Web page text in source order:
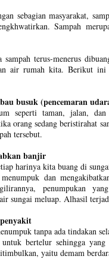
sebagian masyarakat,
Sampah
sampah terus-menerus
air rumah kita. Berikut
busuk (pencemaran
seperti taman, jalan, dan
orang sedang beristirahat
tersebut.
banjir
harinya kita buang di
dan
penumpukan
sungai meluap. Alhasil
tanpa ada tindakan
untuk bertelur sehingga
yaitu demam